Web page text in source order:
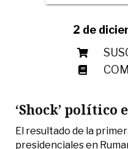
2 de
‘Shock’ político
El resultado de la
presidenciales en